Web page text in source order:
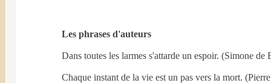
Les phrases d'auteurs
Dans toutes les larmes s'attarde un espoir. (Simone de
Chaque instant de la vie est un pas vers la mort.